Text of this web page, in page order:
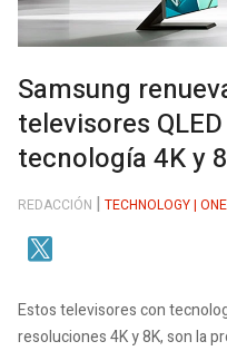
Samsung
televisores
tecnología 4K y
REDACCIÓN TECHNOLOGY | ONE
Estos televisores con
resoluciones 4K y 8K, son la